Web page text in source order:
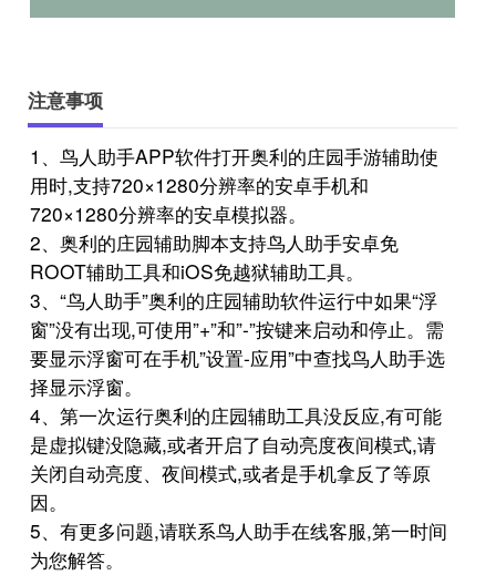
注意事项
1、鸟人助手APP软件打开奥利的庄园手游辅助使
用时,支持720×1280分辨率的安卓手机和
720×1280分辨率的安卓模拟器。
2、奥利的庄园辅助脚本支持鸟人助手安卓免
ROOT辅助工具和iOS免越狱辅助工具。
3、“鸟人助手”奥利的庄园辅助软件运行中如果“浮
窗”没有出现,可使用”+”和”-”按键来启动和停止。需
要显示浮窗可在手机”设置-应用”中查找鸟人助手选
择显示浮窗。
4、第一次运行奥利的庄园辅助工具没反应,有可能
是虚拟键没隐藏,或者开启了自动亮度夜间模式,请
关闭自动亮度、夜间模式,或者是手机拿反了等原
因。
5、有更多问题,请联系鸟人助手在线客服,第一时间
为您解答。